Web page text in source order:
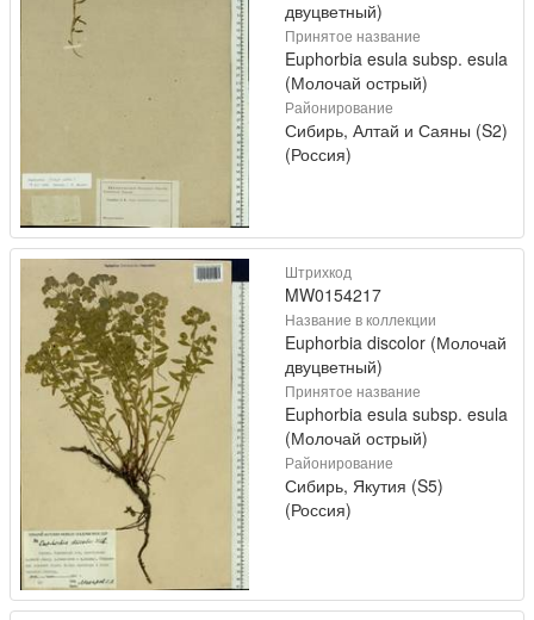
двуцветный)
Принятое название
Euphorbia esula subsp. esula
(Молочай острый)
Районирование
Сибирь, Алтай и Саяны (S2)
(Россия)
Штрихкод
MW0154217
Название в коллекции
Euphorbia discolor (Молочай
двуцветный)
Принятое название
Euphorbia esula subsp. esula
(Молочай острый)
Районирование
Сибирь, Якутия (S5)
(Россия)